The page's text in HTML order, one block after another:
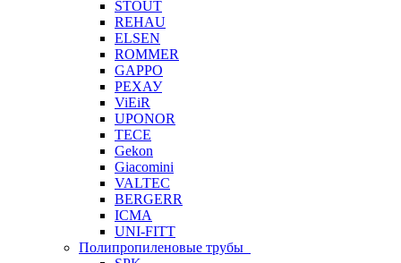
STOUT
REHAU
ELSEN
ROMMER
GAPPO
РЕХАУ
ViEiR
UPONOR
TECE
Gekon
Giacomini
VALTEC
BERGERR
ICMA
UNI-FITT
Полипропиленовые трубы